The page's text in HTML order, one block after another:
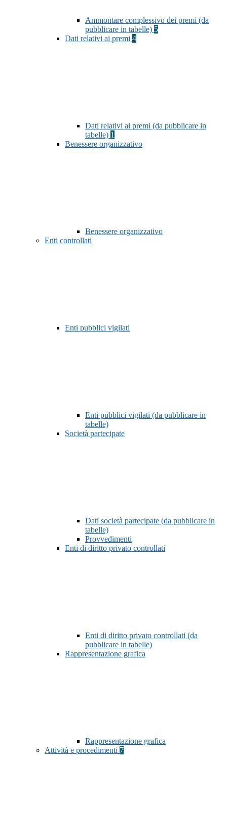
Ammontare complessivo dei premi (da
pubblicare in tabelle) 5
Dati relativi ai premi 4
Dati relativi ai premi (da pubblicare in
tabelle) 1
Benessere organizzativo
Benessere organizzativo
Enti controllati
Enti pubblici vigilati
Enti pubblici vigilati (da pubblicare in
tabelle)
Società partecipate
Dati società partecipate (da pubblicare in
tabelle)
Provvedimenti
Enti di diritto privato controllati
Enti di diritto privato controllati (da
pubblicare in tabelle)
Rappresentazione grafica
Rappresentazione grafica
Attività e procedimenti 7